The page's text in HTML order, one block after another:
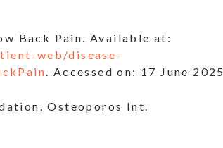
Back Pain. Available at:
web/disease-
. Accessed on: 17 June 2025
Osteoporos Int.